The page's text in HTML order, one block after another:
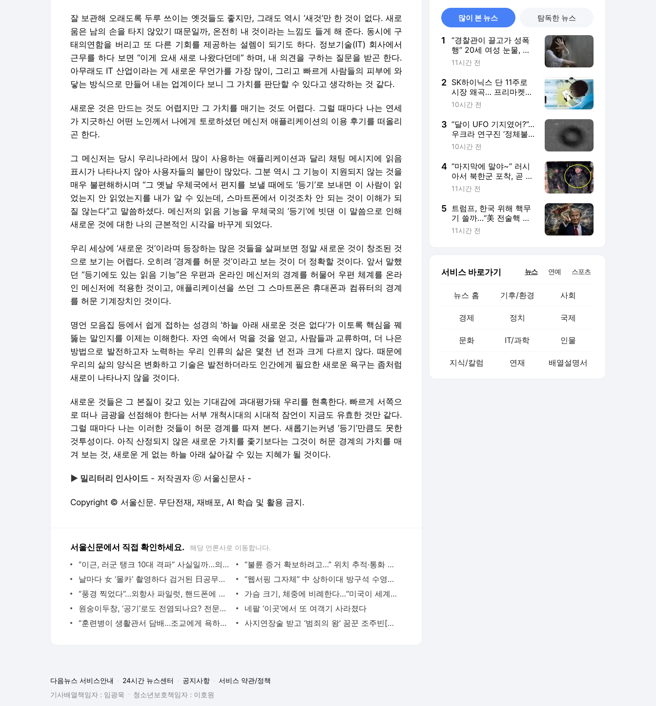
잘 보관해 오래도록 두루 쓰이는 옛것들도 좋지만, 그래도 역시 ‘새것’만 한 것이 없다. 새로
움은 남의 손을 타지 않았기 때문일까, 온전히 내 것이라는 느낌도 들게 해 준다. 동시에 구
태의연함을 버리고 또 다른 기회를 제공하는 설렘이 되기도 하다. 정보기술(IT) 회사에서
근무를 하다 보면 “이게 요새 새로 나왔다던데” 하며, 내 의견을 구하는 질문을 받곤 한다.
아무래도 IT 산업이라는 게 새로운 무언가를 가장 많이, 그리고 빠르게 사람들의 피부에 와
닿는 방식으로 만들어 내는 업계이다 보니 그 가치를 판단할 수 있다고 생각하는 것 같다.
새로운 것은 만드는 것도 어렵지만 그 가치를 매기는 것도 어렵다. 그럴 때마다 나는 연세
가 지긋하신 어떤 노인께서 나에게 토로하셨던 메신저 애플리케이션의 이용 후기를 떠올리
곤 한다.
그 메신저는 당시 우리나라에서 많이 사용하는 애플리케이션과 달리 채팅 메시지에 읽음
표시가 나타나지 않아 사용자들의 불만이 많았다. 그분 역시 그 기능이 지원되지 않는 것을
매우 불편해하시며 “그 옛날 우체국에서 편지를 보낼 때에도 ‘등기’로 보내면 이 사람이 읽
었는지 안 읽었는지를 내가 알 수 있는데, 스마트폰에서 이것조차 안 되는 것이 이해가 되
질 않는다”고 말씀하셨다. 메신저의 읽음 기능을 우체국의 ‘등기’에 빗댄 이 말씀으로 인해
새로운 것에 대한 나의 근본적인 시각을 바꾸게 되었다.
우리 세상에 ‘새로운 것’이라며 등장하는 많은 것들을 살펴보면 정말 새로운 것이 창조된 것
으로 보기는 어렵다. 오히려 ‘경계를 허문 것’이라고 보는 것이 더 정확할 것이다. 앞서 말했
던 “등기에도 있는 읽음 기능”은 우편과 온라인 메신저의 경계를 허물어 우편 체계를 온라
인 메신저에 적용한 것이고, 애플리케이션을 쓰던 그 스마트폰은 휴대폰과 컴퓨터의 경계
를 허문 기계장치인 것이다.
명언 모음집 등에서 쉽게 접하는 성경의 ‘하늘 아래 새로운 것은 없다’가 이토록 핵심을 꿰
뚫는 말인지를 이제는 이해한다. 자연 속에서 먹을 것을 얻고, 사람들과 교류하며, 더 나은
방법으로 발전하고자 노력하는 우리 인류의 삶은 몇천 년 전과 크게 다르지 않다. 때문에
우리의 삶의 양식은 변화하고 기술은 발전하더라도 인간에게 필요한 새로운 욕구는 좀처럼
새로이 나타나지 않을 것이다.
새로운 것들은 그 본질이 갖고 있는 기대감에 과대평가돼 우리를 현혹한다. 빠르게 서쪽으
로 떠나 금광을 선점해야 한다는 서부 개척시대의 시대적 잠언이 지금도 유효한 것만 같다.
그럴 때마다 나는 이러한 것들이 허문 경계를 따져 본다. 새롭기는커녕 ‘등기’만큼도 못한
것투성이다. 아직 산정되지 않은 새로운 가치를 좇기보다는 그것이 허문 경계의 가치를 매
겨 보는 것, 새로운 게 없는 하늘 아래 살아갈 수 있는 지혜가 될 것이다.
▶ 밀리터리 인사이드 - 저작권자 ⓒ 서울신문사 -
Copyright © 서울신문. 무단전재, 재배포, AI 학습 및 활용 금지.
서울신문에서 직접 확인하세요. 해당 언론사로 이동합니다.
“이근, 러군 탱크 10대 격파” 사실일까…의용군 동료가 답했다
“불륜 증거 확보하려고…” 위치 추적·통화 녹음 아내 징역형
날마다 女 ‘몰카’ 촬영하다 검거된 日공무원...황당 처벌수위
“웹서핑 그자체” 中 상하이대 방구석 수영시험(영상)
“풍경 찍었다”…외항사 파일럿, 핸드폰에 女사진들이
가슴 크기, 체중에 비례한다…“미국이 세계 1위”
원숭이두창, ‘공기’로도 전염되나요? 전문가 답변은
네팔 ‘이곳’에서 또 여객기 사라졌다
“훈련병이 생활관서 담배…조교에게 욕하고 싸우자 한다”
사지연장술 받고 ‘범죄의 왕’ 꿈꾼 조주빈[사건파일]
많이 본 뉴스 탐독한 뉴스
1
“경찰관이 끌고가 성폭
행” 20세 여성 눈물, 경
찰서 직원 78명 전원 직
급 사건 [월드픽]
11시간 전
2 SK하이닉스 단 11주로
시장 왜곡… 프리마켓發
‘가짜 하한가’
10시간 전
3 “달이 UFO 기지였어?”…
우크라 연구진 ‘정체불
명 물체 20여개’ 발견,
10시간 전
4 “마지막에 말야~” 러시
아서 북한군 포착, 곧 돌
격전 투입? 한국 괜찮을
11시간 전
5 트럼프, 한국 위해 핵무
기 쓸까…“美 전술핵 확
대 구상” 한반도에 미칠
11시간 전
서비스 바로가기 뉴스 연예 스포츠
뉴스 홈 기후/환경 사회
경제 정치 국제
문화 IT/과학 인물
지식/칼럼 연재 배열설명서
다음뉴스 서비스안내 24시간 뉴스센터 공지사항
서비스 약관/정책
기사배열책임자 : 임광욱
청소년보호책임자 : 이호원